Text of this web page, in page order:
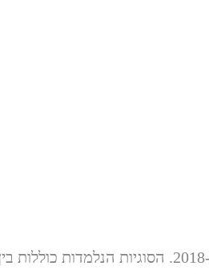
הקורס כולל מגוון סוגיות מרכזיות בתקנות סדר הדין האזרחי, התשע”ט-